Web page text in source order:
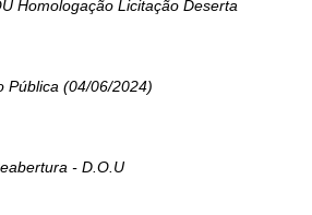
Homologação Licitação Deserta
Pública (04/06/2024)
- D.O.U